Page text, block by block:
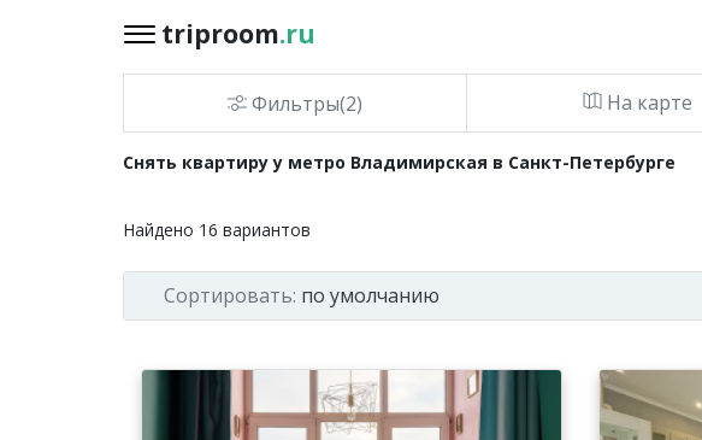
triproom.ru
triproom.ru
Войти / Зарегистрироваться
Фильтры(2) На карте
Снять квартиру у метро Владимирская в Санкт-Петербурге
Найдено 16 вариантов
Сортировать: по умолчанию